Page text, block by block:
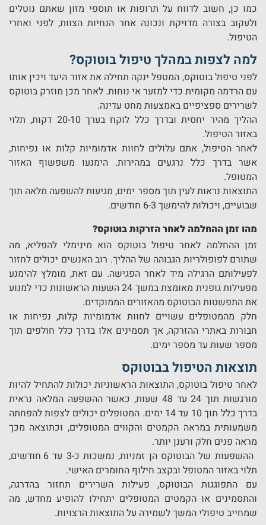
כמו כן, חשוב לדווח על תרופות או תוספי מזון שאתם נוטלים
ולעקוב בצורה מדויקת ונכונה אחר הנחיות הצוות, לפני ואחרי
הטיפול.
למה לצפות במהלך טיפול בוטוקס?
לפני טיפול בוטוקס, המטפל ינקה תחילה את אזור היעד ויכין אותו
עם הרדמה מקומית כדי למזער אי נוחות. לאחר מכן מוזרק בוטוקס
לשרירים ספציפיים באמצעות מחט עדינה.
ההליך מהיר יחסית ובדרך כלל לוקח בערך 20-10 דקות, תלוי
באזור הטיפול.
לאחר הטיפול, אתם עלולים לחוות אדמומיות קלות או נפיחות,
אשר בדרך כלל נרגעים במהירות. הימנעו משפשוף האזור
המטופל.
התוצאות נראות לעין תוך מספר ימים, מגיעות להשפעה מלאה תוך
שבועיים, ויכולות להימשך 6-3 חודשים.
מהו זמן ההחלמה לאחר הזרקות בוטוקס?
זמן ההחלמה לאחר טיפול בוטוקס הוא מינימלי להפליא, מה
שתורם לפופולריות הגבוהה של ההליך. רוב האנשים יכולים לחזור
לפעילותם הרגילה מיד לאחר הפגישה. עם זאת, מומלץ להימנע
מפעילות גופנית מאומצת במשך 24 השעות הראשונות כדי למנוע
את התפשטות הבוטוקס מהאזורים הממוקדים.
חלק מהמטופלים עשויים לחוות אדמומיות קלות, נפיחות או
חבורות באתרי ההזרקה, אך תסמינים אלו בדרך כלל חולפים תוך
מספר שעות עד מספר ימים.
תוצאות הטיפול בבוטוקס
לאחר טיפול בוטוקס, התוצאות הראשוניות יכולות להתחיל להיות
מורגשות תוך 24 עד 48 שעות, כאשר ההשפעה המלאה נראית
בדרך כלל תוך 10 עד 14 ימים. המטופלים יכולים לצפות להפחתה
משמעותית במראה הקמטים והקווים המטופלים, וכתוצאה מכך
מראה פנים חלק ורענן יותר.
ההשפעות של הבוטוקס הן זמניות, נמשכות כ-3 עד 6 חודשים,
תלוי באזור המטופל ובקצב חילוף החומרים האישי.
עם התפוגגות הבוטוקס, פעילות השרירים תחזור בהדרגה,
והתסמינים או הקמטים המטופלים יתחילו להופיע מחדש, מה
שמחייב טיפולי המשך לשמירה על התוצאות הרצויות.